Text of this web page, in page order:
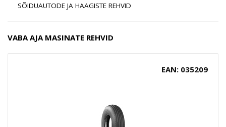
SÕIDUAUTODE JA HAAGISTE REHVID
VABA AJA MASINATE REHVID
EAN: 035209